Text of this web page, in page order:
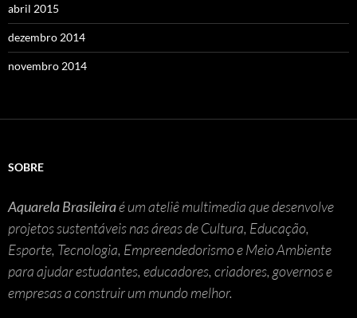
abril 2015
dezembro 2014
novembro 2014
SOBRE
Aquarela Brasileiraé um ateliê multimedia que desenvolve
projetos sustentáveis nas áreas de Cultura, Educação,
Esporte, Tecnologia, Empreendedorismo e Meio Ambiente
para ajudar estudantes, educadores, criadores, governos e
empresas a construir um mundo melhor.